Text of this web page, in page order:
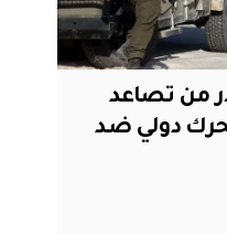
من تصاعد
دولي ضد